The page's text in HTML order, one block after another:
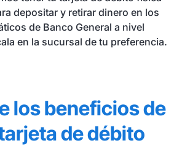
depositar y retirar dinero en los
de Banco General a nivel
en la sucursal de tu preferencia.
los beneficios de
de débito